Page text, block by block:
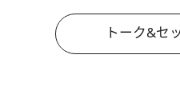
トーク&セ